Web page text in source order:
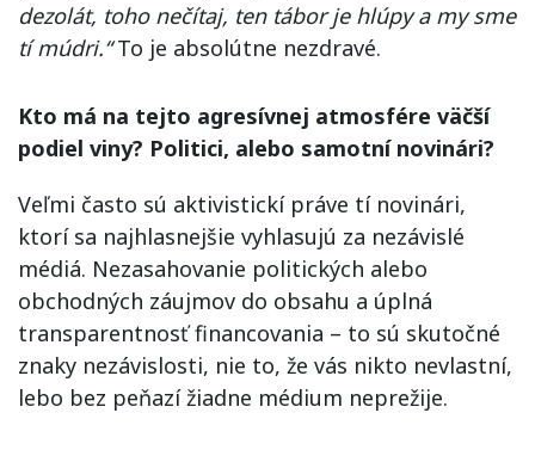
dezolát, toho nečítaj, ten tábor je hlúpy a my sme
tí múdri.“To je absolútne nezdravé.
Kto má na tejto agresívnej atmosfére väčší
podiel viny? Politici, alebo samotní novinári?
Veľmi často sú aktivistickí práve tí novinári,
ktorí sa najhlasnejšie vyhlasujú za nezávislé
médiá. Nezasahovanie politických alebo
obchodných záujmov do obsahu a úplná
transparentnosť financovania – to sú skutočné
znaky nezávislosti, nie to, že vás nikto nevlastní,
lebo bez peňazí žiadne médium neprežije.